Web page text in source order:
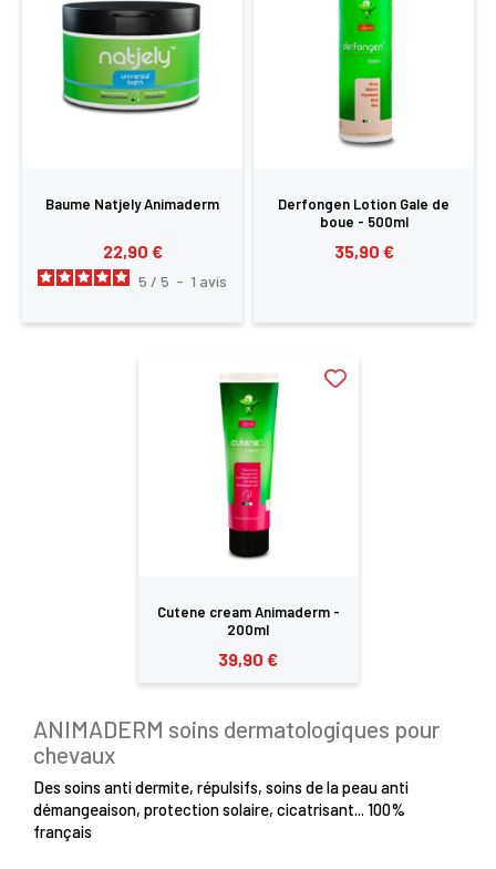
Baume Natjely Animaderm
22,90 €
5 / 5 - 1 avis
Derfongen Lotion Gale de
boue - 500ml
35,90 €
Cutene cream Animaderm -
200ml
39,90 €
ANIMADERM soins dermatologiques pour
chevaux
Des soins anti dermite, répulsifs, soins de la peau anti
démangeaison, protection solaire, cicatrisant... 100%
français
Vous devez être connecté pour enregistrer des
produits dans votre liste d'envie
ANNULER CONNECTER